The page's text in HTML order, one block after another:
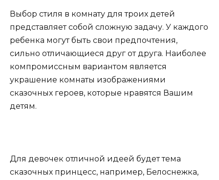
Выбор стиля в комнату для троих детей
представляет собой сложную задачу. У каждого
ребенка могут быть свои предпочтения,
сильно отличающиеся друг от друга. Наиболее
компромиссным вариантом является
украшение комнаты изображениями
сказочных героев, которые нравятся Вашим
детям.
Для девочек отличной идеей будет тема
сказочных принцесс, например, Белоснежка,